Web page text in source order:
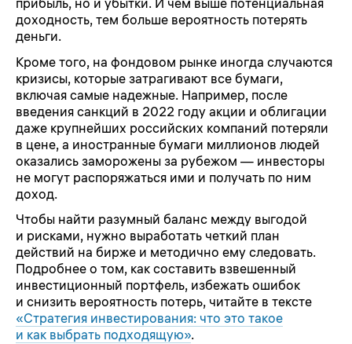
доходность, тем больше вероятность потерять
деньги.
Кроме того, на фондовом рынке иногда случаются
кризисы, которые затрагивают все бумаги,
включая самые надежные. Например, после
введения санкций в 2022 году акции и облигации
даже крупнейших российских компаний потеряли
в цене, а иностранные бумаги миллионов людей
оказались заморожены за рубежом — инвесторы
не могут распоряжаться ими и получать по ним
доход.
Чтобы найти разумный баланс между выгодой
и рисками, нужно выработать четкий план
действий на бирже и методично ему следовать.
Подробнее о том, как составить взвешенный
инвестиционный портфель, избежать ошибок
и снизить вероятность потерь, читайте в тексте
«Стратегия инвестирования: что это такое
и как выбрать подходящую».